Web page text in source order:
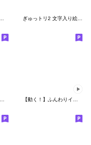
ぎゅっトリ2 文字入り絵文字
おらの動物園46★オカメインコ5絵文字 【動く！】ふんわりインコちゃん絵文字